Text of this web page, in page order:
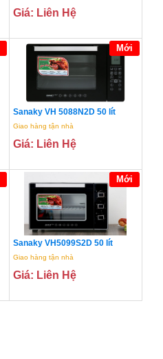
Giá: Liên Hệ
Mới
Sanaky VH 5088N2D 50 lít
Giao hàng tận nhà
Giá: Liên Hệ
Mới
Sanaky VH5099S2D 50 lít
Giao hàng tận nhà
Giá: Liên Hệ